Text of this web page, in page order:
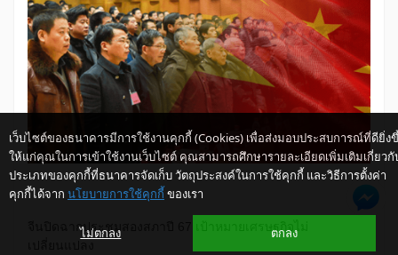
​จีนปิดฉากประชุมสองสภาปี 67 เป้าหมายเศรษฐกิจไม่
เว็บไซต์ของธนาคารมีการใช้งานคุกกี้ (Cookies) เพื่อส่งมอบประสบการณ์ที่ดียิ่ง
ให้แก่คุณในการเข้าใช้งานเว็บไซต์ คุณสามารถศึกษารายละเอียดเพิ่มเติมเกี่ยวกั
ประเภทของคุกกี้ที่ธนาคารจัดเก็บ วัตถุประสงค์ในการใช้คุกกี้ และวิธีการตั้งค่า
คุกกี้ได้จาก นโยบายการใช้คุกกี้ ของเรา
ไม่ตกลง ตกลง